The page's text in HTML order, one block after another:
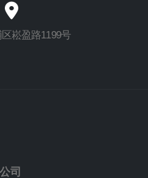
崧盈路1199号
司